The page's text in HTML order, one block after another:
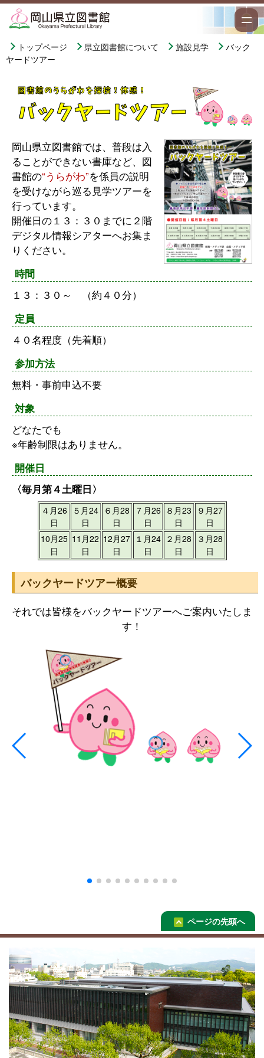
トップページ 県立図書館について 施設見学
バック
ヤードツアー
岡山県立図書館では、普段は入
ることができない書庫など、図
書館の“うらがわ”を係員の説明
を受けながら巡る見学ツアーを
行っています。
開催日の１３：３０までに２階
デジタル情報シアターへお集ま
りください。
時間
１３：３０～ （約４０分）
定員
４０名程度（先着順）
参加方法
無料・事前申込不要
対象
どなたでも
※年齢制限はありません。
開催日
〈毎月第４土曜日〉
４月26
日
５月24
日
６月28
日
７月26
日
８月23
日
９月27
日
10月25
日
11月22
日
12月27
日
１月24
日
２月28
日
３月28
日
バックヤードツアー概要
それでは皆様をバックヤードツアーへご案内いたしま
す！
ページの先頭へ